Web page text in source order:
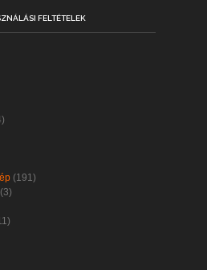
FELTÉTELEK
(191)
(3)